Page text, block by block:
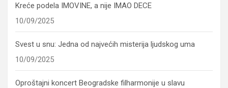
Kreće podela IMOVINE, a nije IMAO DECE
10/09/2025
Svest u snu: Jedna od najvećih misterija ljudskog uma
10/09/2025
Oproštajni koncert Beogradske filharmonije u slavu